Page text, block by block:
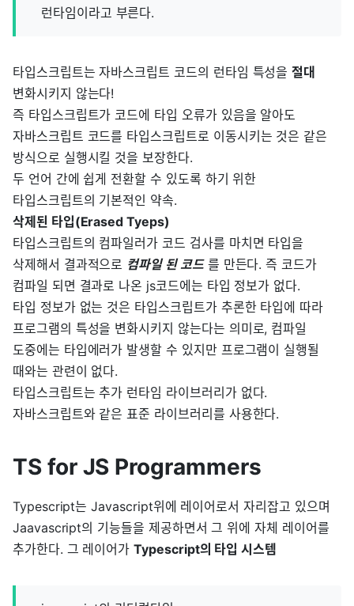
런타임이라고 부른다.
타입스크립트는 자바스크립트 코드의 런타임 특성을절대
변화시키지 않는다!
즉 타입스크립트가 코드에 타입 오류가 있음을 알아도
자바스크립트 코드를 타입스크립트로 이동시키는 것은 같은
방식으로 실행시킬 것을 보장한다.
두 언어 간에 쉽게 전환할 수 있도록 하기 위한
타입스크립트의 기본적인 약속.
삭제된 타입(Erased Tyeps)
타입스크립트의 컴파일러가 코드 검사를 마치면 타입을
삭제해서 결과적으로 컴파일 된 코드를 만든다. 즉 코드가
컴파일 되면 결과로 나온 js코드에는 타입 정보가 없다.
타입 정보가 없는 것은 타입스크립트가 추론한 타입에 따라
프로그램의 특성을 변화시키지 않는다는 의미로, 컴파일
도중에는 타입에러가 발생할 수 있지만 프로그램이 실행될
때와는 관련이 없다.
타입스크립트는 추가 런타임 라이브러리가 없다.
자바스크립트와 같은 표준 라이브러리를 사용한다.
TS for JS Programmers
Typescript는 Javascript위에 레이어로서 자리잡고 있으며
Jaavascript의 기능들을 제공하면서 그 위에 자체 레이어를
추가한다. 그 레이어가Typescript의 타입 시스템